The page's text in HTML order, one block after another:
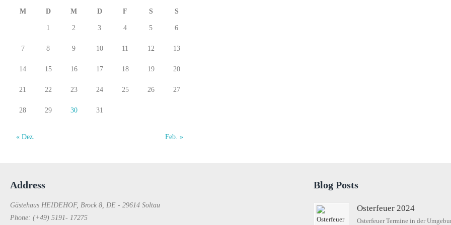
M D M D F S S
1 2 3 4 5 6
7 8 9 10 11 12 13
14 15 16 17 18 19 20
21 22 23 24 25 26 27
28 29 30 31
« Dez. Feb. »
Address
Gästehaus HEIDEHOF, Brock 8, DE - 29614 Soltau
Phone: (+49) 5191- 17275
Blog Posts
Osterfeuer 2024
Osterfeuer Termine in der